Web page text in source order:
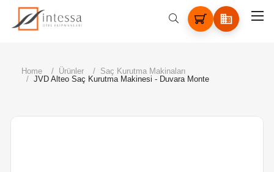
Home Ürünler
Saç Kurutma Makinaları
JVD Alteo Saç Kurutma Makinesi - Duvara Monte